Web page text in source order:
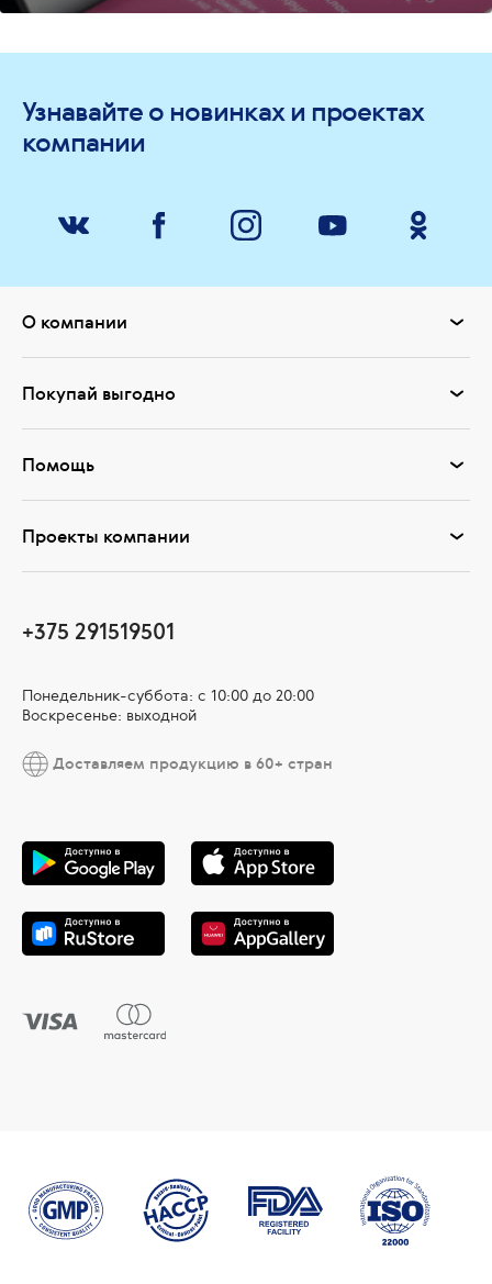
Узнавайте о новинках и проектах
компании
О компании
Покупай выгодно
Помощь
Проекты компании
+375 291519501
Понедельник-суббота: с 10:00 до 20:00
Воскресенье: выходной
Доставляем продукцию в 60+ стран